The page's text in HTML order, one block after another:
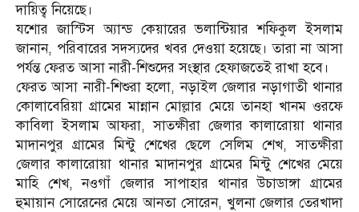
দায়িত্ব নিয়েছে।
যশোর জাস্টিস অ্যান্ড কেয়ারের ভলান্টিয়ার শফিকুল ইসলাম
জানান, পরিবারের সদস্যদের খবর দেওয়া হয়েছে। তারা না আসা
পর্যন্ত ফেরত আসা নারী-শিশুদের সংস্থার হেফাজতেই রাখা হবে।
ফেরত আসা নারী-শিশুরা হলো, নড়াইল জেলার নড়াগাতী থানার
কোলাবেরিয়া গ্রামের মান্নান মোল্লার মেয়ে তানহা খানম ওরফে
কাবিলা ইসলাম আফরা, সাতক্ষীরা জেলার কালারোয়া থানার
মাদানপুর গ্রামের মিন্টু শেখের ছেলে সেলিম শেখ, সাতক্ষীরা
জেলার কালারোয়া থানার মাদানপুর গ্রামের মিন্টু শেখের মেয়ে
মাহি শেখ, নওগাঁ জেলার সাপাহার থানার উচাডাঙ্গা গ্রামের
হুমায়ান সোরেনের মেয়ে আনতা সোরেন, খুলনা জেলার তেরখাদা